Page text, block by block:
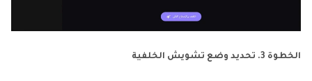
الخطوة 3. تحديد وضع تشويش الخلفية